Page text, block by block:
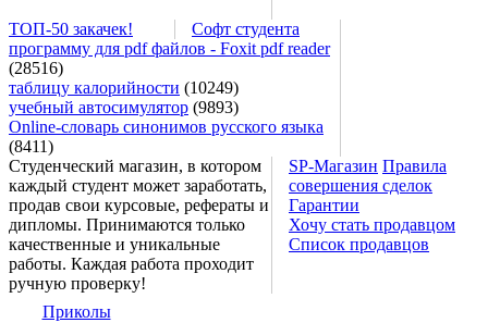
ТОП-50 закачек!
Софт студента
программу для pdf файлов - Foxit pdf reader
(28516)
таблицу калорийности (10249)
учебный автосимулятор (9893)
Online-словарь синонимов русского языка
(8411)
Студенческий магазин, в котором
каждый студент может заработать,
продав свои курсовые, рефераты и
дипломы. Принимаются только
качественные и уникальные
работы. Каждая работа проходит
ручную проверку!
SP-Магазин Правила
совершения сделок
Гарантии
Хочу стать продавцом
Список продавцов
Приколы